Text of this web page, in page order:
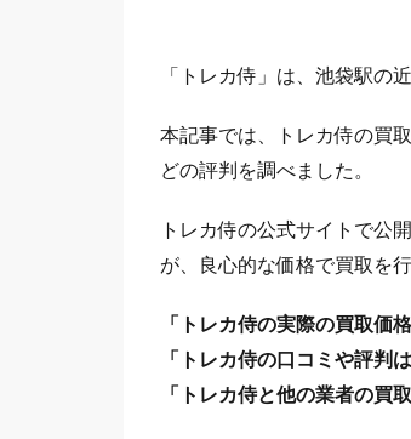
「トレカ侍」は、池袋駅の
本記事では、トレカ侍の買
どの評判を調べました。
トレカ侍の公式サイトで公
が、良心的な価格で買取を
「トレカ侍の実際の買取価
「トレカ侍の口コミや評判
「トレカ侍と他の業者の買